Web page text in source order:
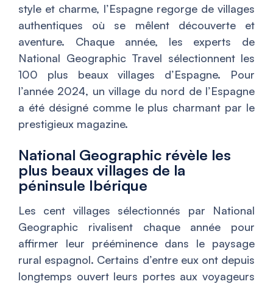
style et charme, l’Espagne regorge de villages
authentiques où se mêlent découverte et
aventure. Chaque année, les experts de
National Geographic Travel sélectionnent les
100 plus beaux villages d’Espagne. Pour
l’année 2024, un village du nord de l’Espagne
a été désigné comme le plus charmant par le
prestigieux magazine.
National Geographic révèle les
plus beaux villages de la
péninsule Ibérique
Les cent villages sélectionnés par National
Geographic rivalisent chaque année pour
affirmer leur prééminence dans le paysage
rural espagnol. Certains d’entre eux ont depuis
longtemps ouvert leurs portes aux voyageurs